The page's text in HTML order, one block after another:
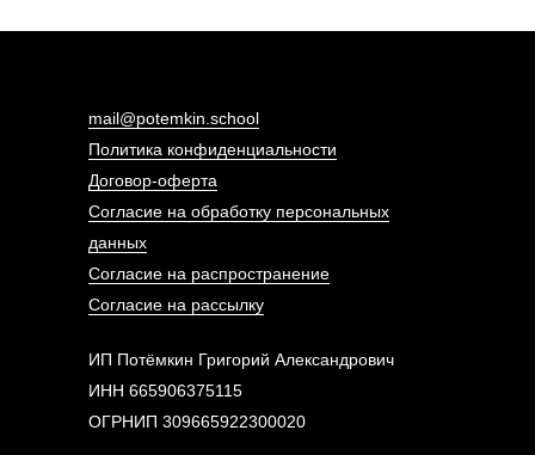
mail@potemkin.school
Политика конфиденциальности
Договор-оферта
Согласие на обработку персональных
данных
Согласие на распространение
Согласие на рассылку
ИП Потёмкин Григорий Александрович
ИНН 665906375115
ОГРНИП 309665922300020